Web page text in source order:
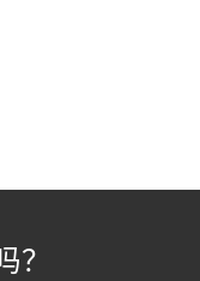
？